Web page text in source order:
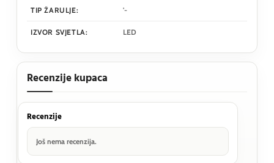
TIP ŽARULJE: '-
IZVOR SVJETLA: LED
Recenzije kupaca
Recenzije
Još nema recenzija.